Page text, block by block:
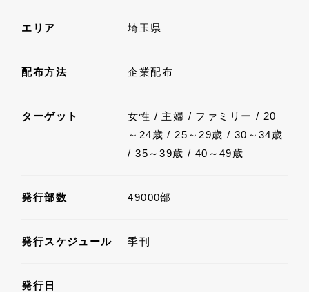
エリア 埼玉県
配布方法 企業配布
ターゲット
女性 / 主婦 / ファミリー / 20
～24歳 / 25～29歳 / 30～34歳
/ 35～39歳 / 40～49歳
発行部数 49000部
発行スケジュール 季刊
発行日